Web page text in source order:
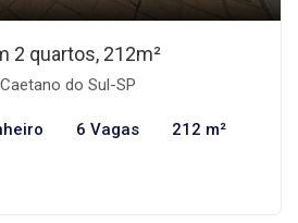
2 quartos, 212m²
do Sul-SP
6 Vagas 212 m²